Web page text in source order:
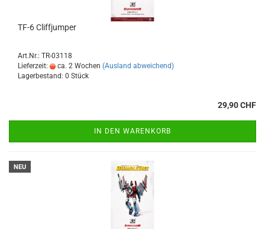
TF-6 Cliffjumper
Art.Nr.: TR-03118
Lieferzeit:
ca. 2 Wochen (Ausland abweichend)
Lagerbestand: 0 Stück
29,90 CHF
IN DEN WARENKORB
NEU